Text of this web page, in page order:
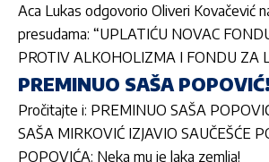
Aca Lukas odgovorio Oliveri Kovačević
presudama: “UPLATIĆU NOVAC
PROTIV ALKOHOLIZMA I FONDU ZA
PREMINUO SAŠA POPOVIĆ!
Pročitajte i: PREMINUO SAŠA
SAŠA MIRKOVIĆ IZJAVIO SAUČEŠĆE
POPOVIĆA: Neka mu je laka zemlja!